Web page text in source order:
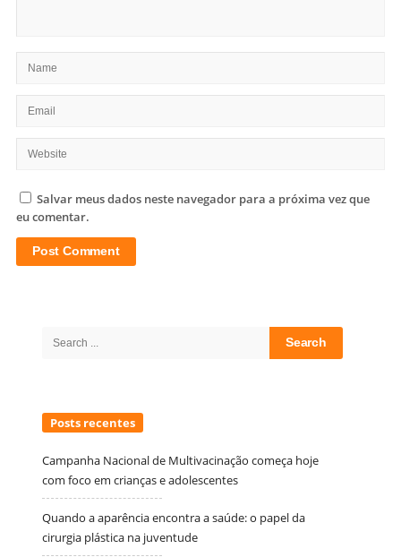
Salvar meus dados neste navegador para a próxima vez que
eu comentar.
Search
Posts recentes
Campanha Nacional de Multivacinação começa hoje
com foco em crianças e adolescentes
Quando a aparência encontra a saúde: o papel da
cirurgia plástica na juventude